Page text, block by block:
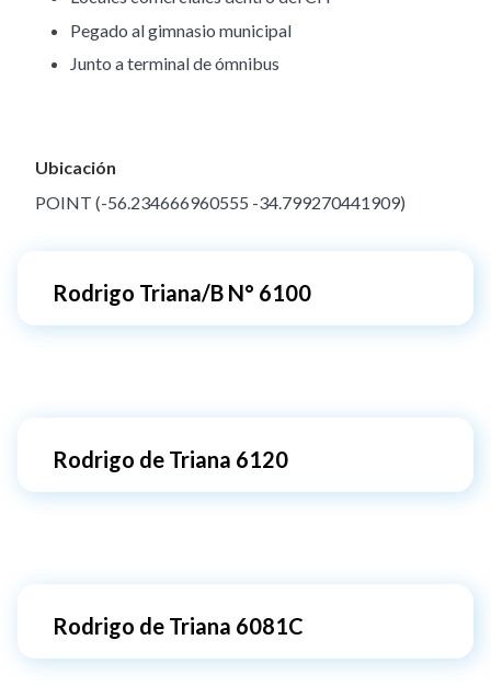
Pegado al gimnasio municipal
Junto a terminal de ómnibus
Ubicación
POINT (-56.234666960555 -34.799270441909)
Rodrigo Triana/B N° 6100
Rodrigo de Triana 6120
Rodrigo de Triana 6081C